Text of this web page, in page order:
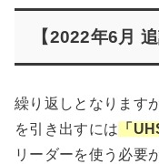
【2022年6月 追
繰り返しとなりますが
を引き出すには 「
リーダーを使う必要